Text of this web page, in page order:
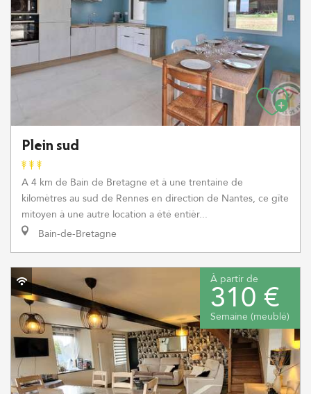
Plein sud
A 4 km de Bain de Bretagne et à une trentaine de
kilomètres au sud de Rennes en direction de Nantes, ce gîte
mitoyen à une autre location a été entièr...
Bain-de-Bretagne
À partir de
310 €
Semaine (meublé)